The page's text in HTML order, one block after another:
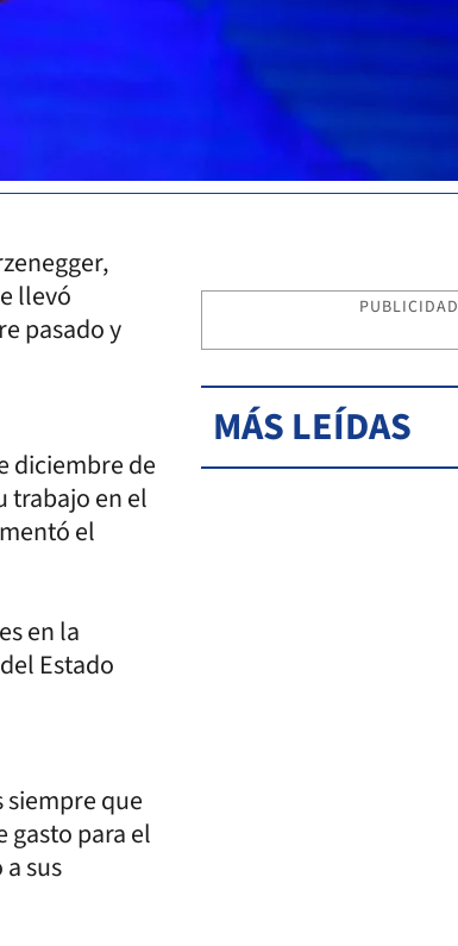
llevó
pasado y
diciembre de
trabajo en el
el
en la
Estado
que
gasto para el
sus
PUBLICIDAD
MÁS LEÍDAS